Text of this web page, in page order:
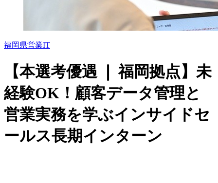
福岡県営業IT
【本選考優遇 ❘ 福岡拠点】未
経験OK！顧客データ管理と
営業実務を学ぶインサイドセ
ールス長期インターン